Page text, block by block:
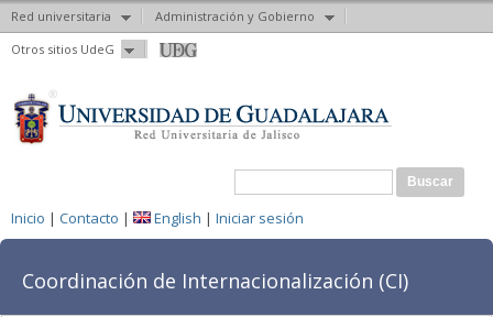
Red universitaria
Administración y Gobierno
Otros sitios UdeG
Pasar al
contenido
Formulario de búsqueda
Buscar
Inicio | Contacto | English | Iniciar sesión
Coordinación de Internacionalización (CI)